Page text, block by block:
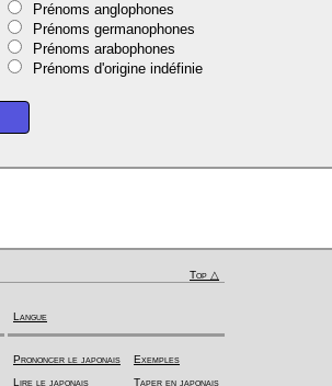
Prénoms anglophones
Prénoms germanophones
Prénoms arabophones
Prénoms d'origine indéfinie
Top △
Langue
Prononcer le japonais
Lire le japonais
Exemples
Taper en japonais